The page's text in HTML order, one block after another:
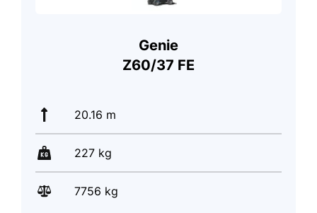
Genie
Z60/37 FE
20.16 m
227 kg
7756 kg